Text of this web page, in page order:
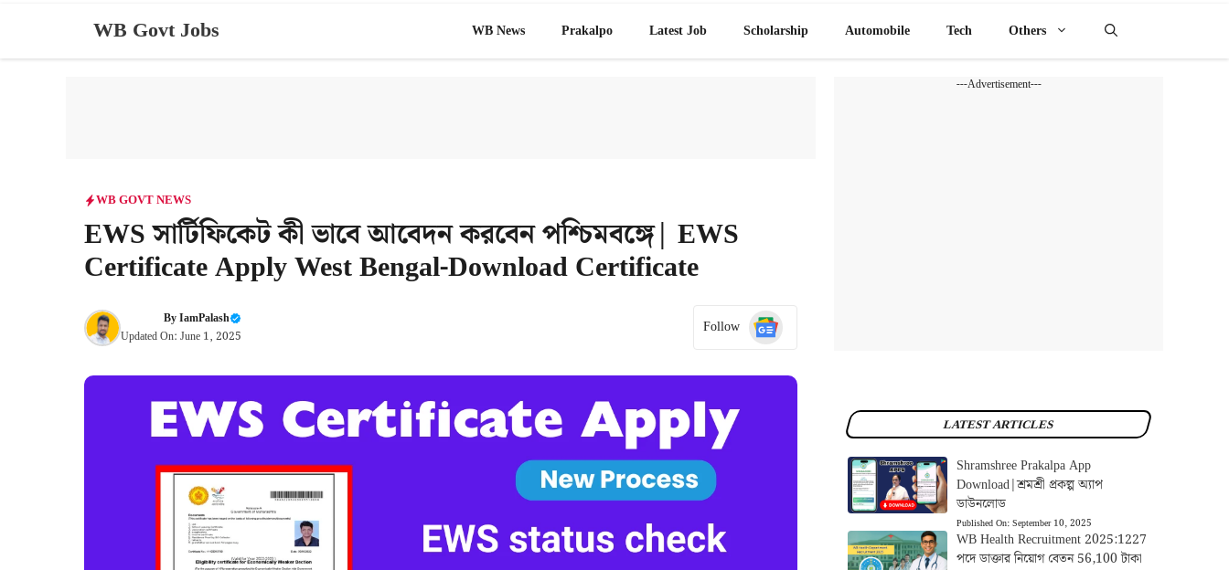
content
WB Govt Jobs WB News Prakalpo Latest Job​ Scholarship Automobile Tech Others
WB GOVT NEWS
EWS সার্টিফিকেট কী ভাবে আবেদন করবেন পশ্চিমবঙ্গে| EWS
Certificate Apply West Bengal-Download Certificate
ByIamPalash
Updated On: June 1, 2025 Follow
---Advertisement---
LATEST ARTICLES
Shramshree Prakalpa App
Download|শ্রমশ্রী প্রকল্প অ্যাপ
ডাউনলোড
Published On:September 10, 2025
WB Health Recruitment 2025:1227
পদে ডাক্তার নিয়োগ বেতন 56,100 টাকা